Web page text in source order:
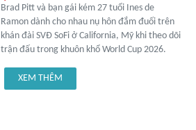
Brad Pitt và bạn gái kém 27 tuổi Ines de
Ramon dành cho nhau nụ hôn đắm đuối trên
khán đài SVĐ SoFi ở California, Mỹ khi theo dõi
trận đấu trong khuôn khổ World Cup 2026.
XEM THÊM